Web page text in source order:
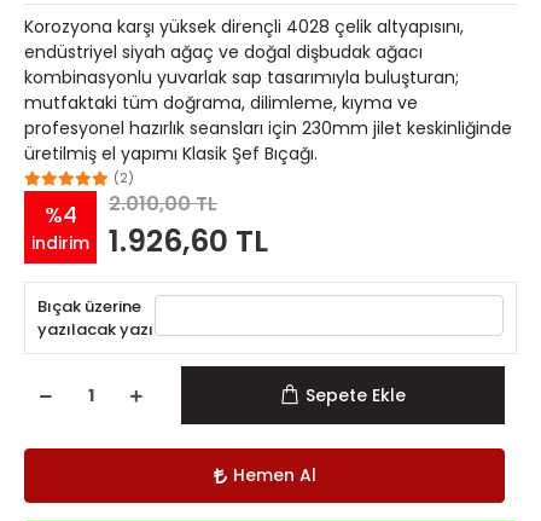
Korozyona karşı yüksek dirençli 4028 çelik altyapısını,
endüstriyel siyah ağaç ve doğal dişbudak ağacı
kombinasyonlu yuvarlak sap tasarımıyla buluşturan;
mutfaktaki tüm doğrama, dilimleme, kıyma ve
profesyonel hazırlık seansları için 230mm jilet keskinliğinde
üretilmiş el yapımı Klasik Şef Bıçağı.
(2)
%4
indirim
2.010,00 TL
1.926,60 TL
Bıçak üzerine
yazılacak yazı
Sepete Ekle
Hemen Al